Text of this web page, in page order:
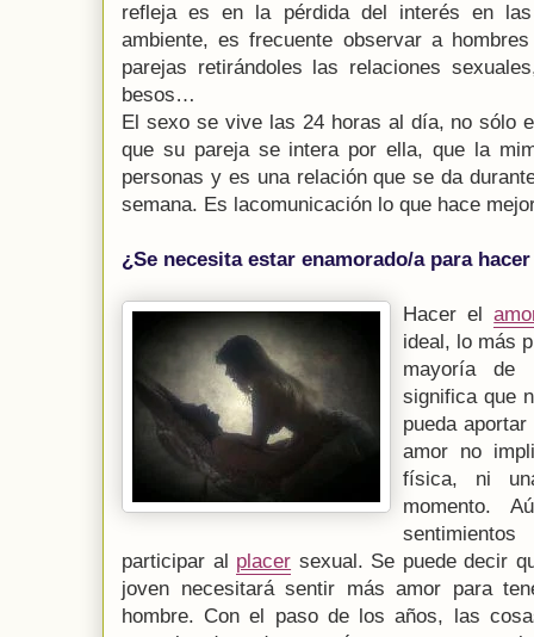
refleja es en la pérdida del interés en
ambiente, es frecuente observar a
parejas retirándoles las relaciones
besos…
El sexo se vive las 24 horas al día, no sólo
que su pareja se intera por ella, que la
personas y es una relación que se da
semana. Es lacomunicación lo que hace
¿Se necesita estar enamorado/a para
Hacer el
ideal, lo más
mayoría de
significa que
pueda
amor no
física, ni
momento.
participar al placer sexual. Se puede decir
joven necesitará sentir más amor para
hombre. Con el paso de los años, las